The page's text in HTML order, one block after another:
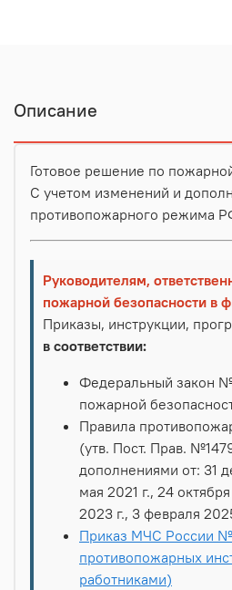
Описание
Готовое решение по
С учетом изменений и
противопожарного режима
Руководителям,
пожарной безопасности в
Приказы, инструкции,
в соответствии:
Федеральный закон
пожарной
Правила
(утв. Пост. Прав.
дополнениями от: 31
мая 2021 г., 24
2023 г., 3 февраля
Приказ МЧС России
противопожарных
работниками)